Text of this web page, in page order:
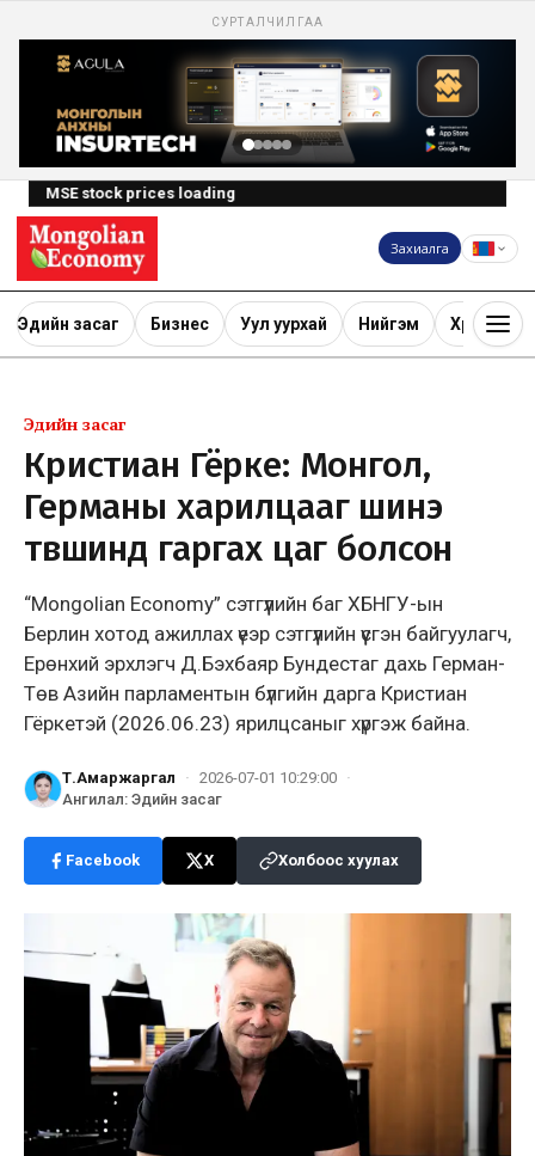
СУРТАЛЧИЛГАА
MSE stock prices loading
Захиалга
Эдийн засаг Бизнес Уул уурхай Нийгэм Хөрөнгө
Эдийн засаг
Кристиан Гёрке: Монгол,
Германы харилцааг шинэ
түвшинд гаргах цаг болсон
“Mongolian Economy” сэтгүүлийн баг ХБНГУ-ын
Берлин хотод ажиллах үеэр сэтгүүлийн үүсгэн байгуулагч,
Ерөнхий эрхлэгч Д.Бэхбаяр Бундестаг дахь Герман-
Төв Азийн парламентын бүлгийн дарга Кристиан
Гёркетэй (2026.06.23) ярилцсаныг хүргэж байна.
Т.Амаржаргал · 2026-07-01 10:29:00 ·
Ангилал: Эдийн засаг
Facebook X Холбоос хуулах